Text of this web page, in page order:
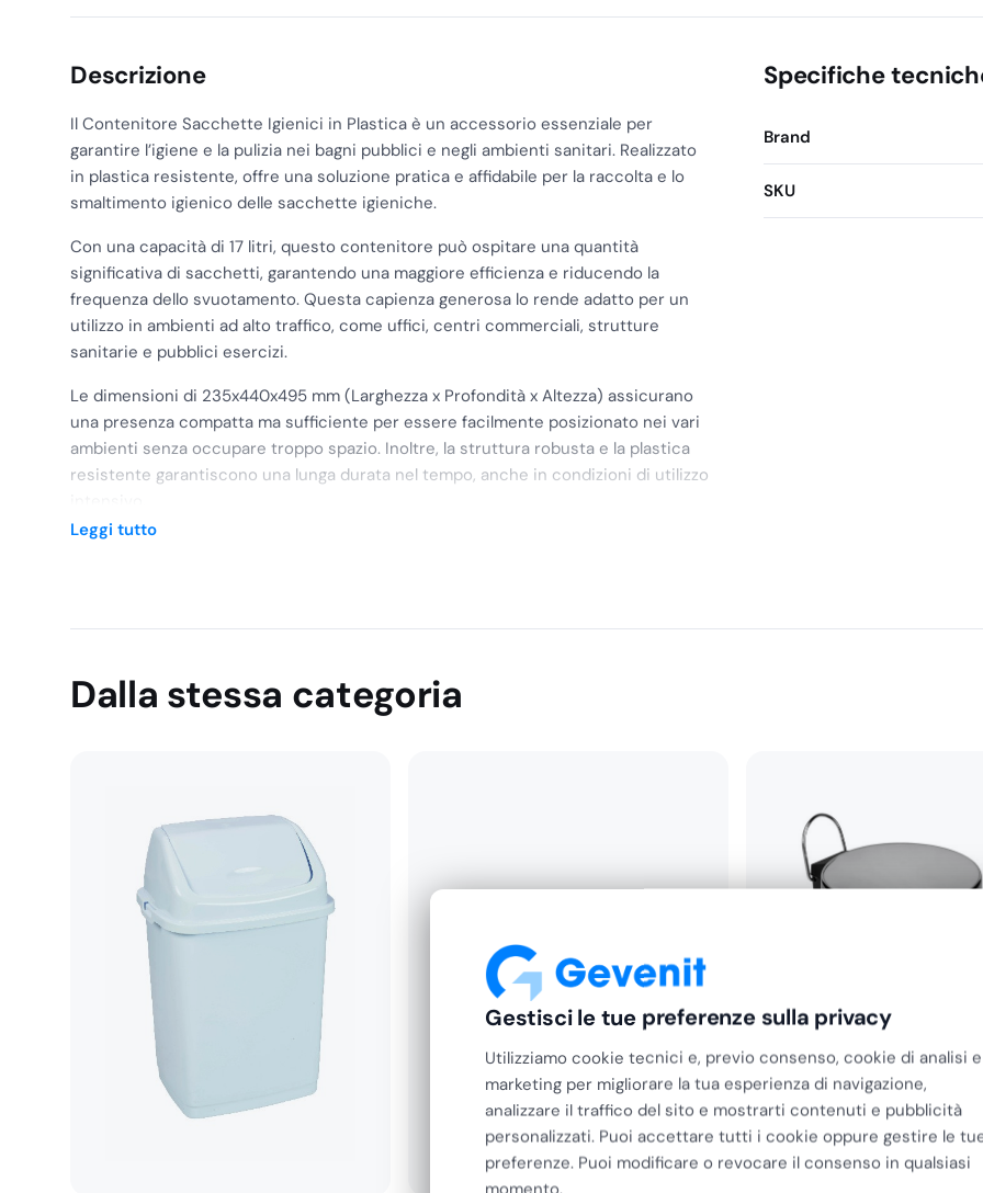
Descrizione
Il Contenitore Sacchette Igienici in Plastica è un accessorio essenziale per
garantire l’igiene e la pulizia nei bagni pubblici e negli ambienti sanitari. Realizzato
in plastica resistente, offre una soluzione pratica e affidabile per la raccolta e lo
smaltimento igienico delle sacchette igieniche.
Con una capacità di 17 litri, questo contenitore può ospitare una quantità
significativa di sacchetti, garantendo una maggiore efficienza e riducendo la
frequenza dello svuotamento. Questa capienza generosa lo rende adatto per un
utilizzo in ambienti ad alto traffico, come uffici, centri commerciali, strutture
sanitarie e pubblici esercizi.
Le dimensioni di 235x440x495 mm (Larghezza x Profondità x Altezza) assicurano
una presenza compatta ma sufficiente per essere facilmente posizionato nei vari
ambienti senza occupare troppo spazio. Inoltre, la struttura robusta e la plastica
resistente garantiscono una lunga durata nel tempo, anche in condizioni di utilizzo
Il design del contenitore è pensato per facilitare l’utilizzo e la manutenzione
protetto dagli odori sgradevoli. Inoltre, la plastica liscia e lavabile rende la pulizia
Leggi tutto
Specifiche
Brand
SKU
Dalla stessa categoria
Gestisci le tue preferenze sulla privacy
Utilizziamo cookie tecnici e, previo consenso, cookie di analisi e
marketing per migliorare la tua esperienza di navigazione,
analizzare il traffico del sito e mostrarti contenuti e pubblicità
personalizzati. Puoi accettare tutti i cookie oppure gestire le
preferenze. Puoi modificare o revocare il consenso in qualsiasi